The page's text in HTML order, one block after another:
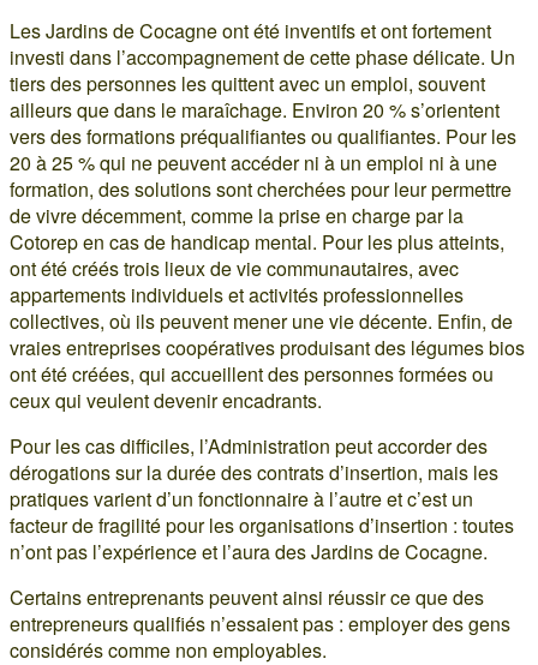
Les Jardins de Cocagne ont été inventifs et ont fortement
investi dans l’accompagnement de cette phase délicate. Un
tiers des personnes les quittent avec un emploi, souvent
ailleurs que dans le maraîchage. Environ 20 % s’orientent
vers des formations préqualifiantes ou qualifiantes. Pour les
20 à 25 % qui ne peuvent accéder ni à un emploi ni à une
formation, des solutions sont cherchées pour leur permettre
de vivre décemment, comme la prise en charge par la
Cotorep en cas de handicap mental. Pour les plus atteints,
ont été créés trois lieux de vie communautaires, avec
appartements individuels et activités professionnelles
collectives, où ils peuvent mener une vie décente. Enfin, de
vraies entreprises coopératives produisant des légumes bios
ont été créées, qui accueillent des personnes formées ou
ceux qui veulent devenir encadrants.
Pour les cas difficiles, l’Administration peut accorder des
dérogations sur la durée des contrats d’insertion, mais les
pratiques varient d’un fonctionnaire à l’autre et c’est un
facteur de fragilité pour les organisations d’insertion : toutes
n’ont pas l’expérience et l’aura des Jardins de Cocagne.
Certains entreprenants peuvent ainsi réussir ce que des
entrepreneurs qualifiés n’essaient pas : employer des gens
considérés comme non employables.